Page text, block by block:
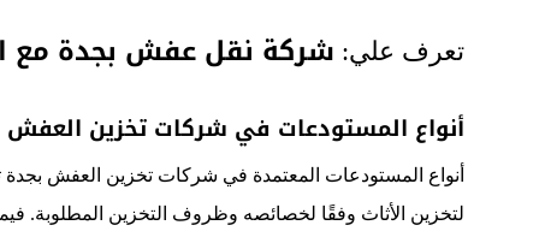
تعرف علي: شركة نقل عفش بجدة مع
أنواع المستودعات في شركات تخزين العفش
أنواع المستودعات المعتمدة في شركات تخزين العفش بجدة
لتخزين الأثاث وفقًا لخصائصه وظروف التخزين المطلوبة.